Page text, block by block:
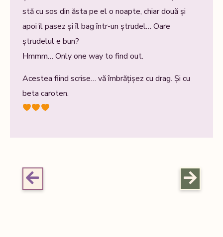
stă cu sos din ăsta pe el o noapte, chiar două și
apoi îl pasez și îl bag într-un ștrudel… Oare
ștrudelul e bun?
Hmmm… Only one way to find out.
Acestea fiind scrise… vă îmbrățișez cu drag. Și cu
beta caroten.